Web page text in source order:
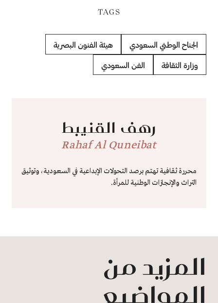
TAGS
الجناح الوطني السعودي هيئة الفنون البصرية
وزارة الثقافة الفن السعودي
رهف القنيبط
Rahaf Al Quneibat
محررة ثقافية تهتم برصد التحولات الإبداعية في السعودية، وتوثيق
التراث والإنجازات الوطنية للمرأة.
المزيد من